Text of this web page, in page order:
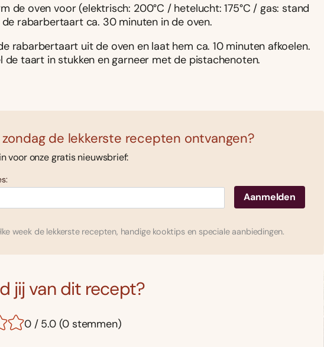
de oven voor (elektrisch: 200°C / hetelucht: 175°C / gas: stand
de rabarbertaart ca. 30 minuten in de oven.
rabarbertaart uit de oven en laat hem ca. 10 minuten afkoelen.
de taart in stukken en garneer met de pistachenoten.
de lekkerste recepten ontvangen?
voor onze gratis nieuwsbrief:
week de lekkerste recepten, handige kooktips en speciale aanbiedingen.
jij van dit recept?
0 / 5.0 (0 stemmen)